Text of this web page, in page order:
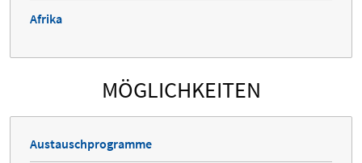
Afrika
MÖGLICHKEITEN
Austauschprogramme